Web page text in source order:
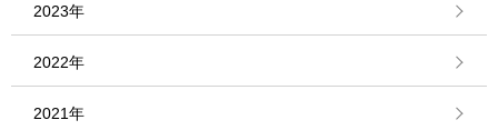
2023年
2022年
2021年